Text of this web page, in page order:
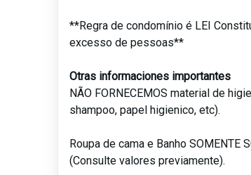
**Regra de condomínio é LEI
excesso de pessoas**
Otras informaciones importantes
NÃO FORNECEMOS material de
shampoo, papel higienico, etc).
Roupa de cama e Banho SOMENTE
(Consulte valores previamente).